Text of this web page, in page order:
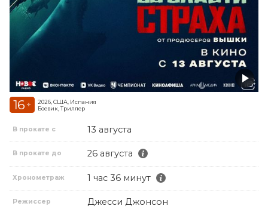
16 +
2026, США, Испания
Боевик, Триллер
В прокате с 13 августа
В прокате до 26 августа
Хронометраж 1 час 36 минут
Режиссер Джесси Джонсон